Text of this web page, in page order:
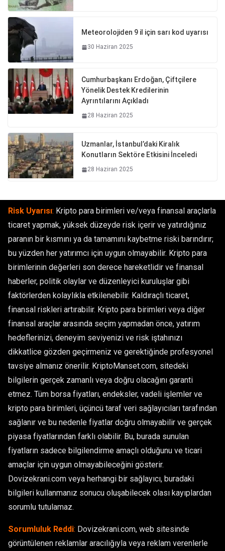
Meteorolojiden 9 il için sarı kod uyarısı
30 Haziran 2025
Cumhurbaşkanı Erdoğan, Çiftçilere
Yönelik Destek Kredilerinin
Ayrıntılarını Açıkladı
28 Haziran 2025
Uzmanlar, İstanbul’daki Kiralık
Konutların Sektöre Etkisini İnceledi
28 Haziran 2025
Risk Uyarısı: Kripto para birimleri ve/veya finansal araçlarla
ticaret yapmak, yüksek düzeyde risk içerir ve yatırdığınız
paranın bir kısmını ya da tamamını kaybetme riski barındırır;
bu yüzden her yatırımcı için uygun olmayabilir. Kripto para
birimlerinin değerleri son derece hareketlidir ve finansal
haberler, politik olaylar ve düzenleyici kuruluşlar gibi
faktörlerden kolaylıkla etkilenebilir. Kaldıraçlı ticaret,
finansal riskleri artırabilir. Kripto para birimleri veya diğer
finansal araçlar arasında seçim yapmadan önce, yatırım
hedeflerinizi, deneyim seviyenizi ve risk iştahınızı
dikkatlice gözden geçirmeniz ve gerektiğinde profesyonel
tavsiye almanız önerilir. KriptoManset.com, sitedeki
bilgilerin gerçek zamanlı veya doğru olacağını garanti
etmez. Tüm borsa fiyatları, endeksler, vadeli işlemler ve
kripto para birimleri, üçüncü taraf veri sağlayıcıları tarafından
sağlanır ve bu nedenle fiyatlar doğru olmayabilir ve gerçek
piyasa fiyatlarından farklı olabilir. Bu, burada sunulan
fiyatların sadece bilgilendirme amaçlı olduğunu ve ticari
amaçlar için uygun olmayabileceğini gösterir.
Dovizekrani.com veya herhangi bir sağlayıcı, buradaki
bilgileri kullanmanız sonucu oluşabilecek olası kayıplardan
sorumlu tutulamaz.
Sorumluluk Reddi: Dovizekrani.com, web sitesinde
görüntülenen reklamlar aracılığıyla veya reklam verenlerle